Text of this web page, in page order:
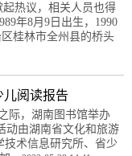
起热议，相关人员也得
年8月9日出生，1990
桂林市全州县的桥头
儿阅读报告
际，湖南图书馆举办
动由湖南省文化和旅游
技术信息研究所、省少